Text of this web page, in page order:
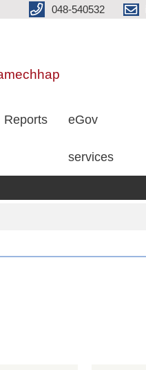
048-540532
Reports eGov
services